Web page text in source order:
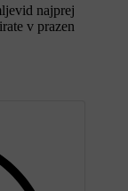
najprej
v prazen